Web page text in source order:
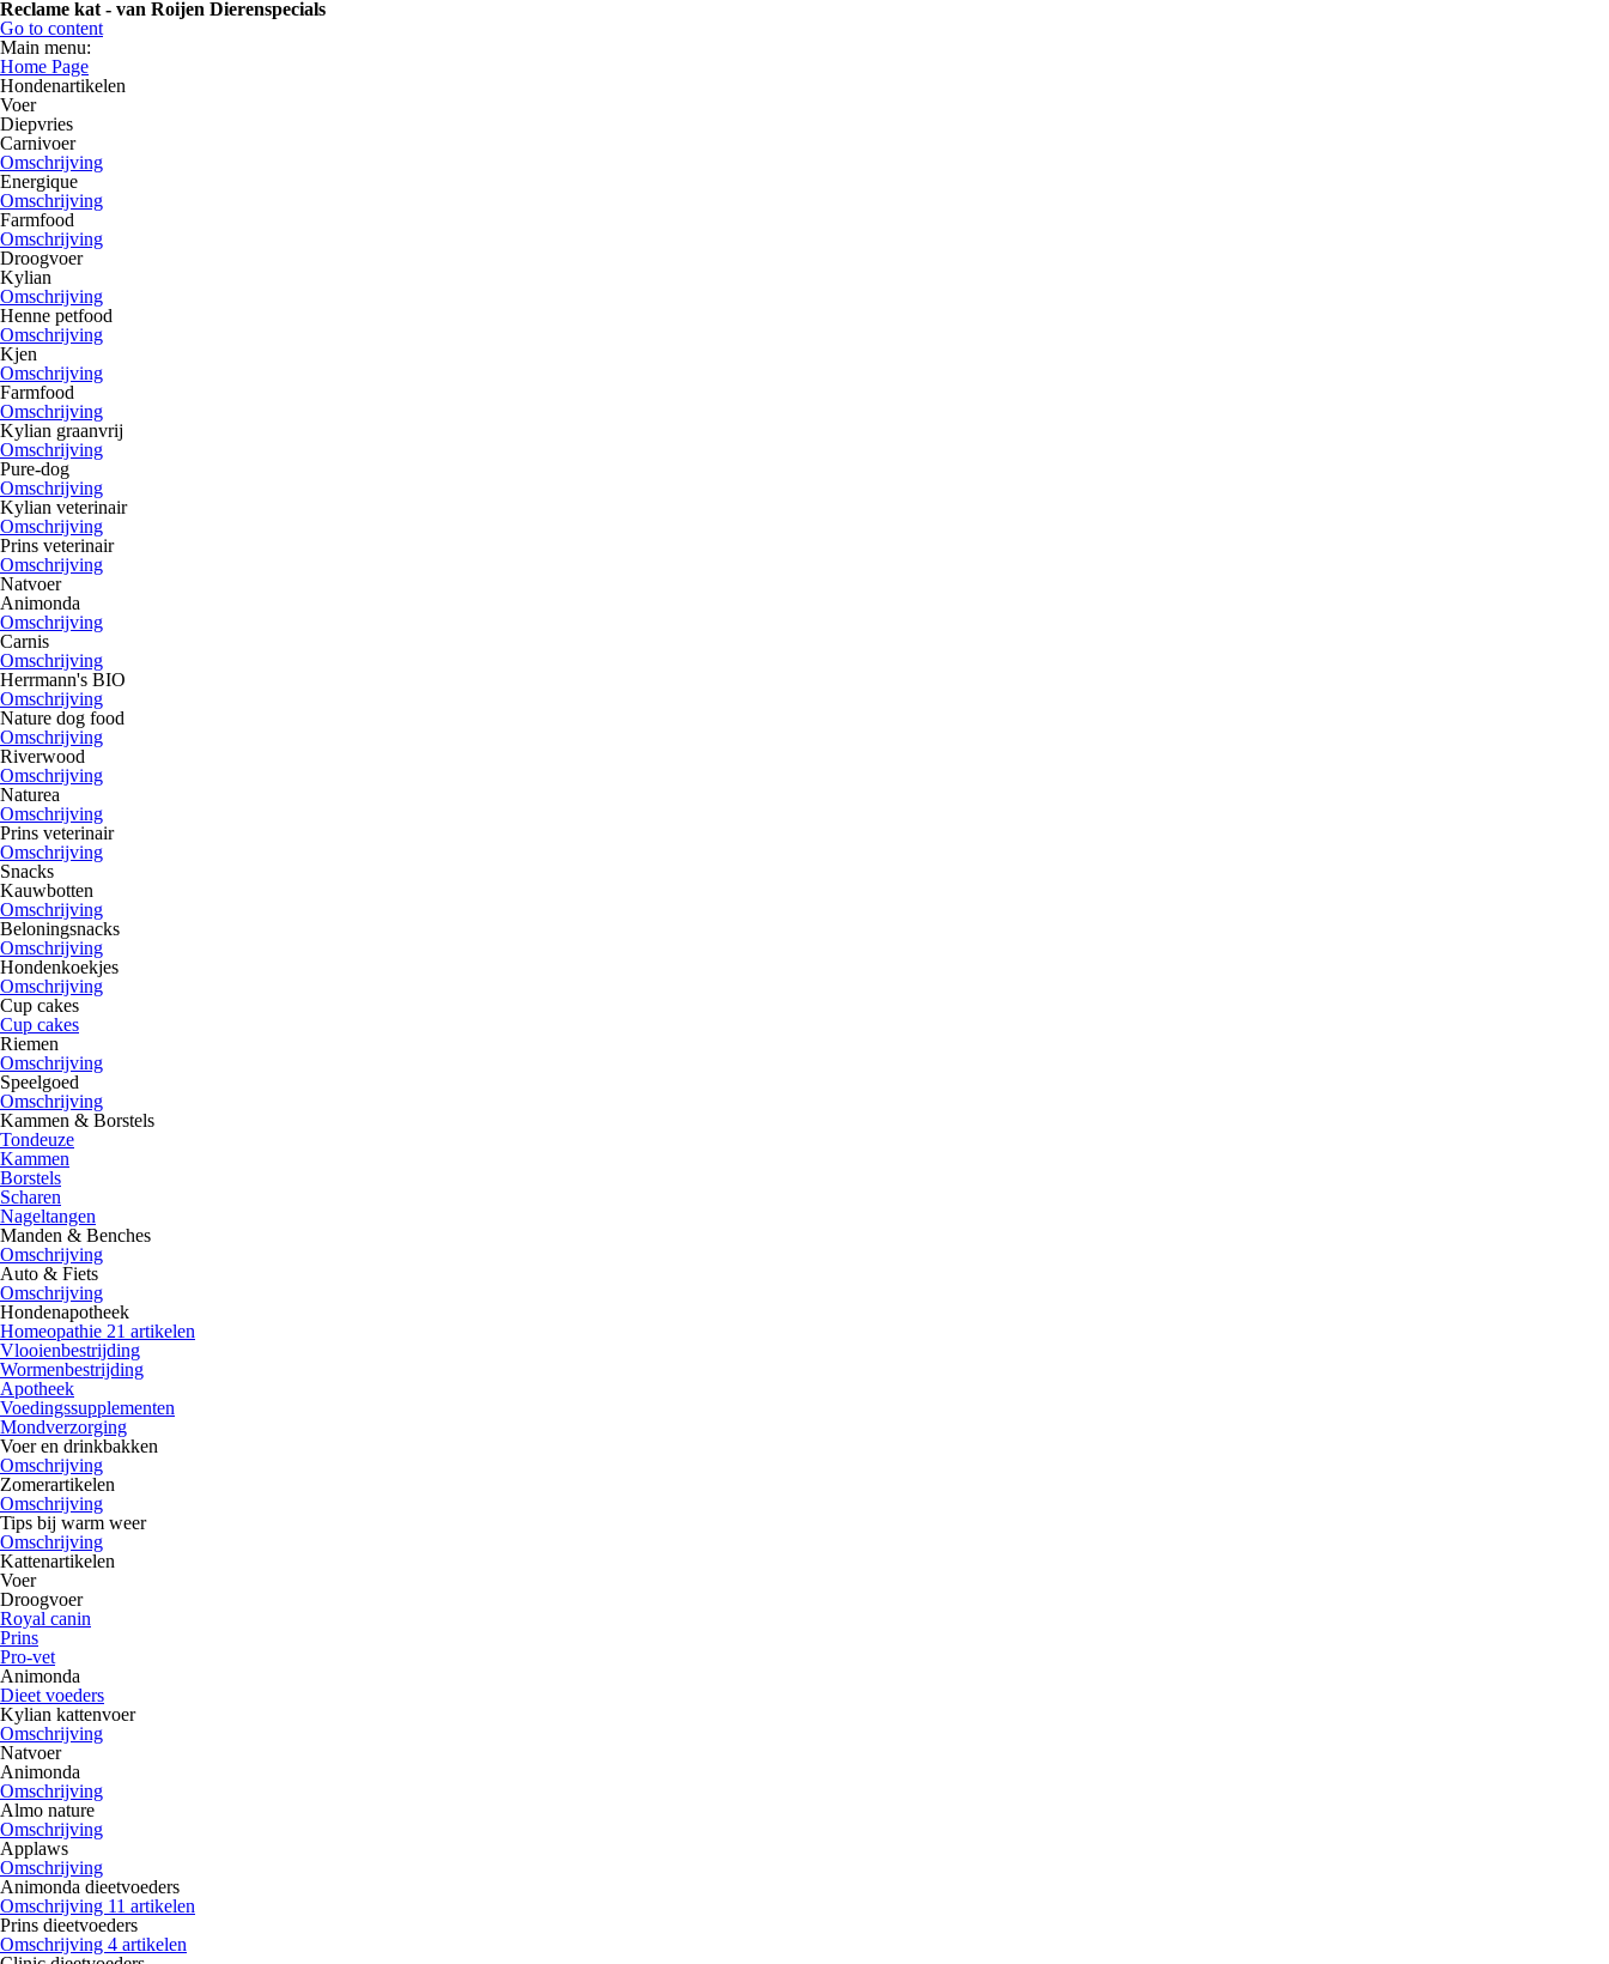
Reclame kat - van Roijen Dierenspecials
Go to content
Main menu:
Home Page
Hondenartikelen
Voer
Diepvries
Carnivoer
Omschrijving
Energique
Omschrijving
Farmfood
Omschrijving
Droogvoer
Kylian
Omschrijving
Henne petfood
Omschrijving
Kjen
Omschrijving
Farmfood
Omschrijving
Kylian graanvrij
Omschrijving
Pure-dog
Omschrijving
Kylian veterinair
Omschrijving
Prins veterinair
Omschrijving
Natvoer
Animonda
Omschrijving
Carnis
Omschrijving
Herrmann's BIO
Omschrijving
Nature dog food
Omschrijving
Riverwood
Omschrijving
Naturea
Omschrijving
Prins veterinair
Omschrijving
Snacks
Kauwbotten
Omschrijving
Beloningsnacks
Omschrijving
Hondenkoekjes
Omschrijving
Cup cakes
Cup cakes
Riemen
Omschrijving
Speelgoed
Omschrijving
Kammen & Borstels
Tondeuze
Kammen
Borstels
Scharen
Nageltangen
Manden & Benches
Omschrijving
Auto & Fiets
Omschrijving
Hondenapotheek
Homeopathie 21 artikelen
Vlooienbestrijding
Wormenbestrijding
Apotheek
Voedingssupplementen
Mondverzorging
Voer en drinkbakken
Omschrijving
Zomerartikelen
Omschrijving
Tips bij warm weer
Omschrijving
Kattenartikelen
Voer
Droogvoer
Royal canin
Prins
Pro-vet
Animonda
Dieet voeders
Kylian kattenvoer
Omschrijving
Natvoer
Animonda
Omschrijving
Almo nature
Omschrijving
Applaws
Omschrijving
Animonda dieetvoeders
Omschrijving 11 artikelen
Prins dieetvoeders
Omschrijving 4 artikelen